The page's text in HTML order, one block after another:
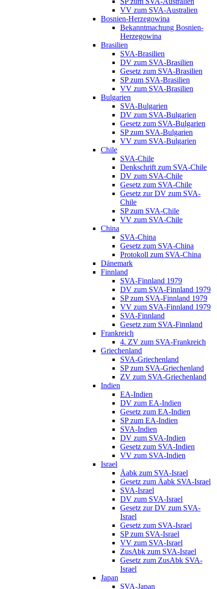
VV zum SVA-Australien
Bosnien-Herzegowina
Bekanntmachung Bosnien-
Herzegowina
Brasilien
SVA-Brasilien
DV zum SVA-Brasilien
Gesetz zum SVA-Brasilien
SP zum SVA-Brasilien
VV zum SVA-Brasilien
Bulgarien
SVA-Bulgarien
DV zum SVA-Bulgarien
Gesetz zum SVA-Bulgarien
SP zum SVA-Bulgarien
VV zum SVA-Bulgarien
Chile
SVA-Chile
Denkschrift zum SVA-Chile
DV zum SVA-Chile
Gesetz zum SVA-Chile
Gesetz zur DV zum SVA-
Chile
SP zum SVA-Chile
VV zum SVA-Chile
China
SVA-China
Gesetz zum SVA-China
Protokoll zum SVA-China
Dänemark
Finnland
SVA-Finnland 1979
DV zum SVA-Finnland 1979
SP zum SVA-Finnland 1979
VV zum SVA-Finnland 1979
SVA-Finnland
Gesetz zum SVA-Finnland
Frankreich
4. ZV zum SVA-Frankreich
Griechenland
SVA-Griechenland
SP zum SVA-Griechenland
ZV zum SVA-Griechenland
Indien
EA-Indien
DV zum EA-Indien
Gesetz zum EA-Indien
SP zum EA-Indien
SVA-Indien
DV zum SVA-Indien
Gesetz zum SVA-Indien
VV zum SVA-Indien
Israel
Äabk zum SVA-Israel
Gesetz zum Äabk SVA-Israel
SVA-Israel
DV zum SVA-Israel
Gesetz zur DV zum SVA-
Israel
Gesetz zum SVA-Israel
SP zum SVA-Israel
VV zum SVA-Israel
ZusAbk zum SVA-Israel
Gesetz zum ZusAbk SVA-
Israel
Japan
SVA-Japan